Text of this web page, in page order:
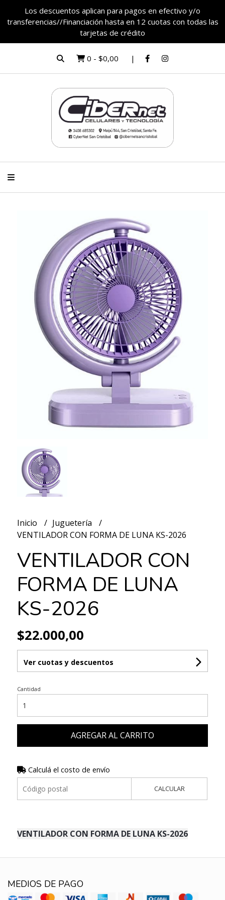
Los descuentos aplican para pagos en efectivo y/o
transferencias//Financiación hasta en 12 cuotas con todas las
tarjetas de crédito
0 - $0,00
Inicio
Juguetería
VENTILADOR CON FORMA DE LUNA KS-2026
VENTILADOR CON
FORMA DE LUNA
KS-2026
$22.000,00
Ver cuotas y descuentos
Cantidad
AGREGAR AL CARRITO
Calculá el costo de envío
CALCULAR
VENTILADOR CON FORMA DE LUNA KS-2026
MEDIOS DE PAGO